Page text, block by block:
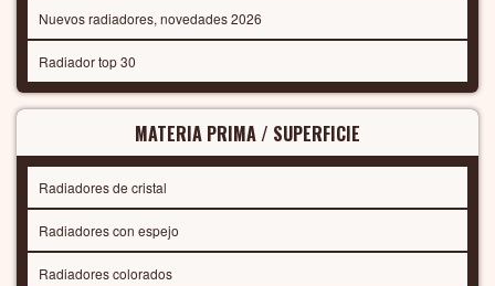
Nuevos radiadores, novedades 2026
Radiador top 30
MATERIA PRIMA / SUPERFICIE
Radiadores de cristal
Radiadores con espejo
Radiadores colorados